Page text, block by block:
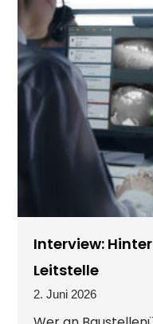
Interview:
Leitstelle
2. Juni 2026